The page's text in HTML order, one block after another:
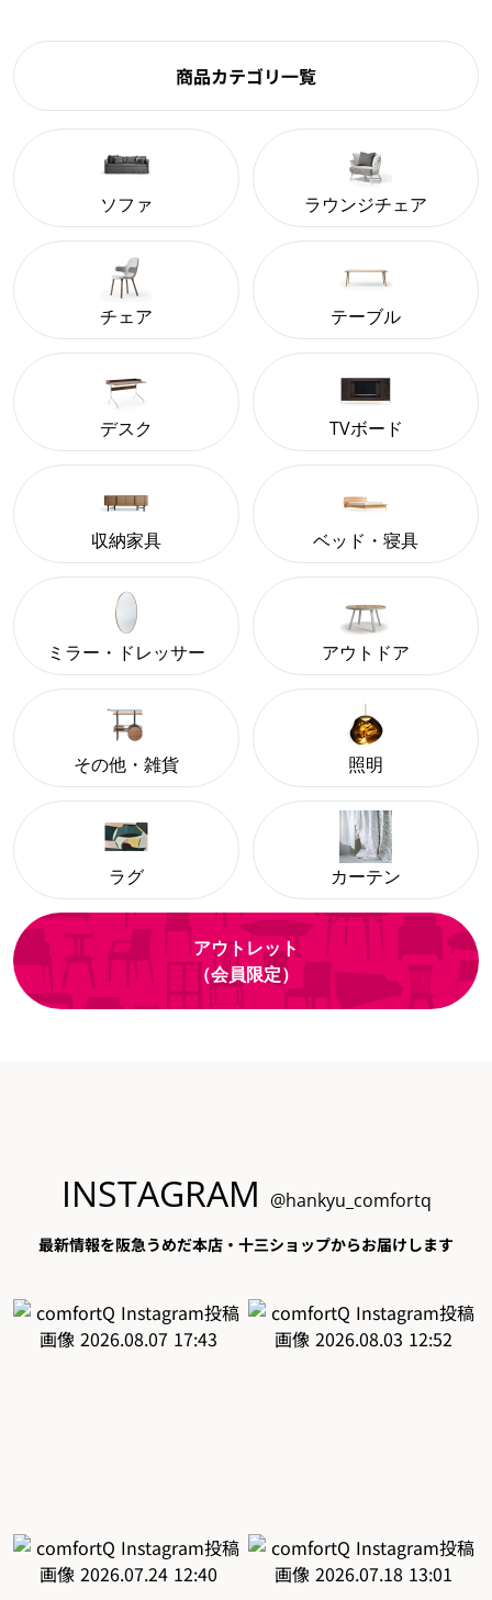
商品カテゴリ一覧
ソファ ラウンジチェア
チェア テーブル
デスク TVボード
収納家具 ベッド・寝具
ミラー・ドレッサー アウトドア
その他・雑貨 照明
ラグ カーテン
アウトレット
（会員限定）
INSTAGRAM @hankyu_comfortq
最新情報を阪急うめだ本店・十三ショップからお届けします